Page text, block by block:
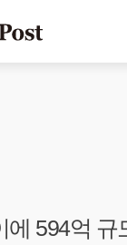
594억 규